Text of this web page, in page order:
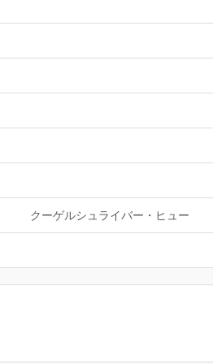
クーゲルシュライバー・ヒュー